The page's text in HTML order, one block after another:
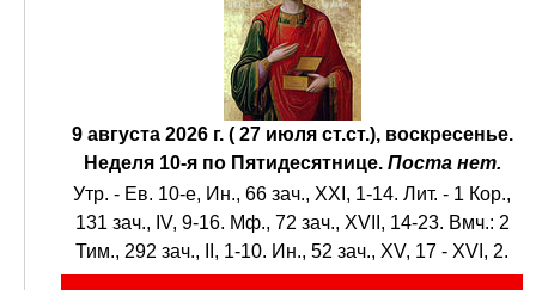
9 августа 2026 г. ( 27 июля ст.ст.), воскресенье.
Неделя 10-я по Пятидесятнице. Поста нет.
Утр. - Ев. 10-е, Ин., 66 зач., XXI, 1-14. Лит. - 1 Кор.,
131 зач., IV, 9-16. Мф., 72 зач., XVII, 14-23. Вмч.: 2
Тим., 292 зач., II, 1-10. Ин., 52 зач., XV, 17 - XVI, 2.